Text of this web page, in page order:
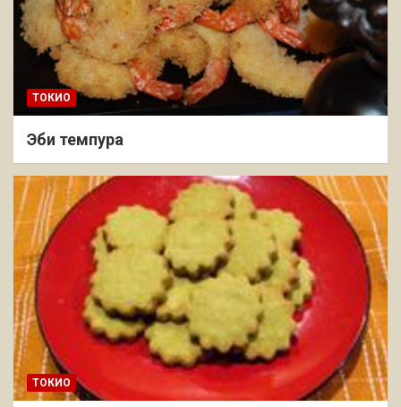
ТОКИО
Эби темпура
ТОКИО